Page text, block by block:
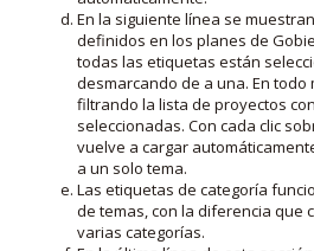
En la siguiente línea se
definidos en los planes de
todas las etiquetas están
desmarcando de a una. En todo
filtrando la lista de proyectos
seleccionadas. Con cada clic
vuelve a cargar
a un solo tema.
Las etiquetas de categoría
de temas, con la diferencia que
varias categorías.